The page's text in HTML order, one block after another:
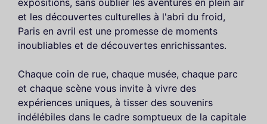
et les découvertes culturelles à l'abri du froid,
Paris en avril est une promesse de moments
inoubliables et de découvertes enrichissantes.
Chaque coin de rue, chaque musée, chaque parc
et chaque scène vous invite à vivre des
expériences uniques, à tisser des souvenirs
indélébiles dans le cadre somptueux de la capitale